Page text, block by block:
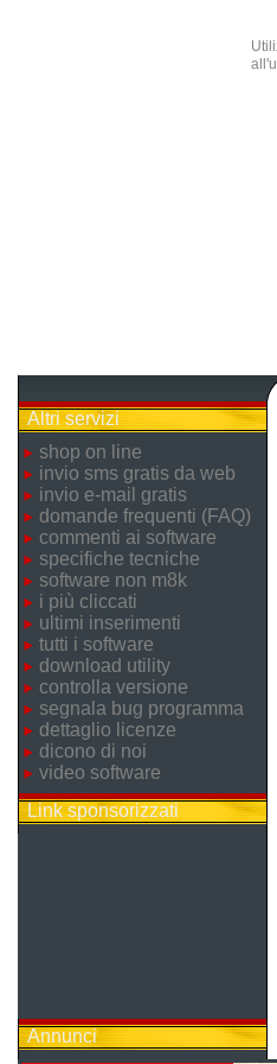
Altri servizi
shop on line
invio sms gratis da web
invio e-mail gratis
domande frequenti (FAQ)
commenti ai software
specifiche tecniche
software non m8k
i più cliccati
ultimi inserimenti
tutti i software
download utility
controlla versione
segnala bug programma
dettaglio licenze
dicono di noi
video software
Link sponsorizzati
Annunci